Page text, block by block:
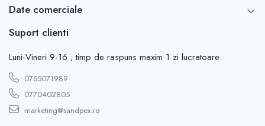
Date comerciale
Suport clienti
Luni-Vineri 9-16 ; timp de raspuns maxim 1 zi lucratoare
0755071989
0770402805
marketing@sandpex.ro